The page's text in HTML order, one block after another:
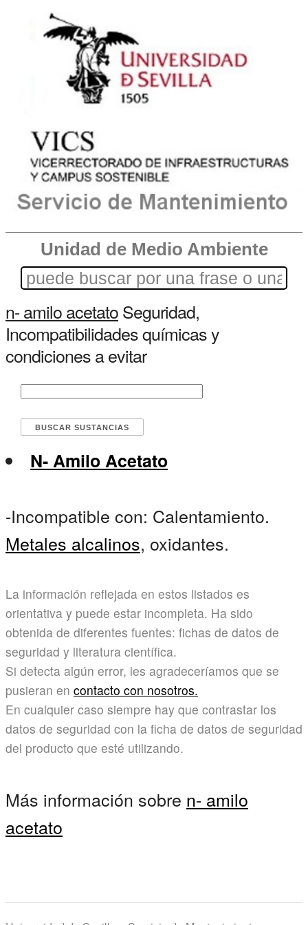
Unidad de Medio Ambiente
n- amilo acetatoSeguridad,
Incompatibilidades químicas y
condiciones a evitar
N- Amilo Acetato
-Incompatible con: Calentamiento.
Metales alcalinos, oxidantes.
La información reflejada en estos listados es
orientativa y puede estar incompleta. Ha sido
obtenida de diferentes fuentes: fichas de datos de
seguridad y literatura científica.
Si detecta algún error, les agradeceríamos que se
pusieran en contacto con nosotros.
En cualquier caso siempre hay que contrastar los
datos de seguridad con la ficha de datos de seguridad
del producto que esté utilizando.
Más información sobre n- amilo
acetato